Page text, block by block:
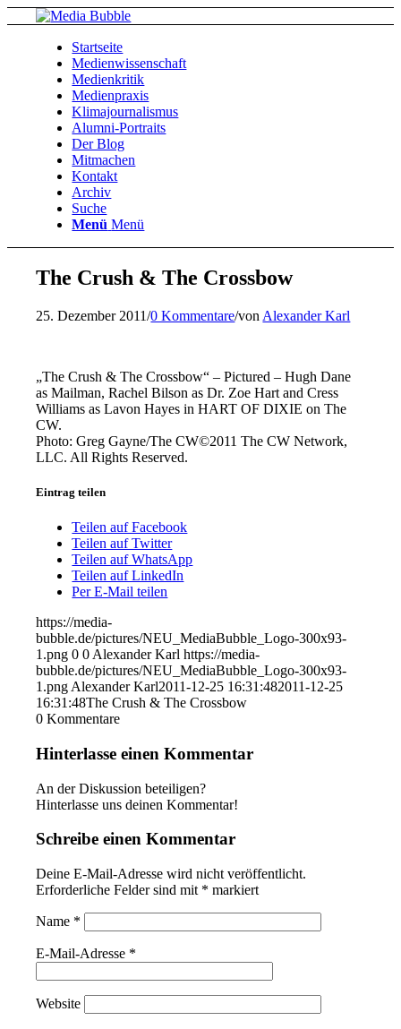
Startseite
Medienwissenschaft
Medienkritik
Medienpraxis
Klimajournalismus
Alumni-Portraits
Der Blog
Mitmachen
Kontakt
Archiv
Suche
Menü Menü
The Crush & The Crossbow
25. Dezember 2011/0 Kommentare/von Alexander Karl
„The Crush & The Crossbow“ – Pictured – Hugh Dane
as Mailman, Rachel Bilson as Dr. Zoe Hart and Cress
Williams as Lavon Hayes in HART OF DIXIE on The
CW.
Photo: Greg Gayne/The CW©2011 The CW Network,
LLC. All Rights Reserved.
Eintrag teilen
Teilen auf Facebook
Teilen auf Twitter
Teilen auf WhatsApp
Teilen auf LinkedIn
Per E-Mail teilen
https://media-
bubble.de/pictures/NEU_MediaBubble_Logo-300x93-
1.png 0 0 Alexander Karl https://media-
bubble.de/pictures/NEU_MediaBubble_Logo-300x93-
1.png Alexander Karl2011-12-25 16:31:482011-12-25
16:31:48The Crush & The Crossbow
0 Kommentare
Hinterlasse einen Kommentar
An der Diskussion beteiligen?
Hinterlasse uns deinen Kommentar!
Schreibe einen Kommentar
Deine E-Mail-Adresse wird nicht veröffentlicht.
Erforderliche Felder sind mit * markiert
Name *
E-Mail-Adresse *
Website